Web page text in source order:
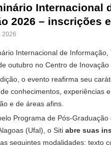
Internacional
2026 – inscrições
2026
Internacional de
outubro no Centro de
o evento reafirma seu
conhecimentos, experiências
e de áreas afins.
Programa de Pós-
(Ufal), o Siti abre suas
seguintes modalidades: texto